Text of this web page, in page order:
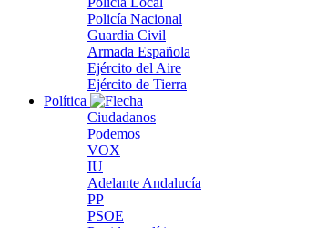
Policía Nacional
Guardia Civil
Armada Española
Ejército del Aire
Ejército de Tierra
Política
Ciudadanos
Podemos
VOX
IU
Adelante Andalucía
PP
PSOE